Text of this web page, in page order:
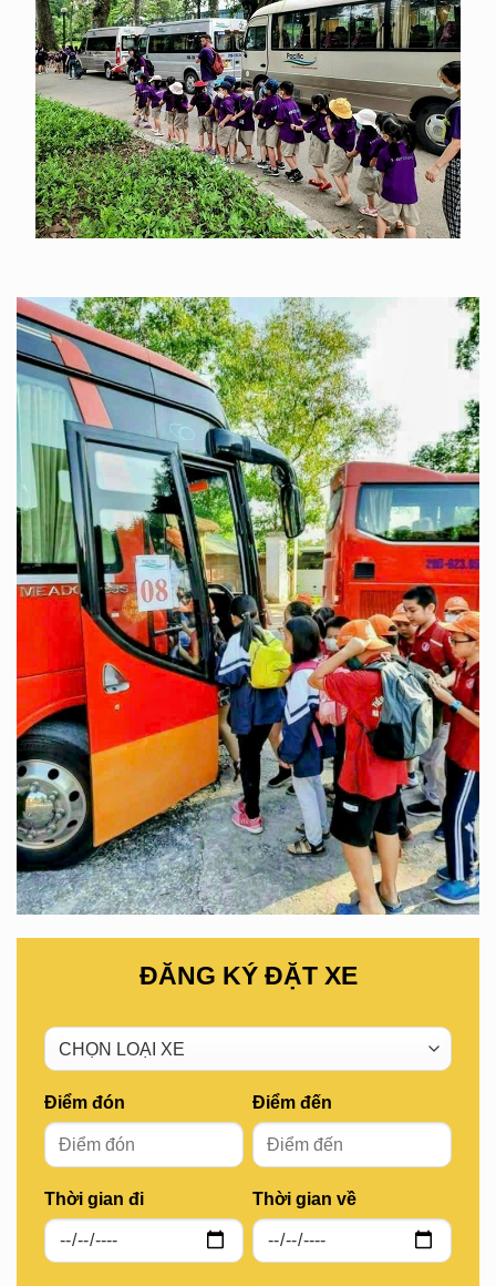
ĐĂNG KÝ ĐẶT XE
Điểm đón
Thời gian đi
Điểm đến
Thời gian về